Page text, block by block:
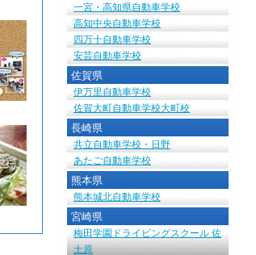
一宮・高知県自動車学校
高知中央自動車学校
四万十自動車学校
安芸自動車学校
佐賀県
伊万里自動車学校
佐賀大町自動車学校大町校
長崎県
共立自動車学校・日野
あたご自動車学校
熊本県
熊本城北自動車学校
宮崎県
梅田学園ドライビングスクール 佐
土原